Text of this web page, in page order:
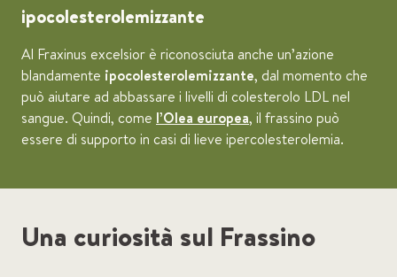
ipocolesterolemizzante
Al Fraxinus excelsior è riconosciuta anche un’azione
blandamente ipocolesterolemizzante, dal momento che
può aiutare ad abbassare i livelli di colesterolo LDL nel
sangue. Quindi, come l’Olea europea, il frassino può
essere di supporto in casi di lieve ipercolesterolemia.
Una curiosità sul Frassino